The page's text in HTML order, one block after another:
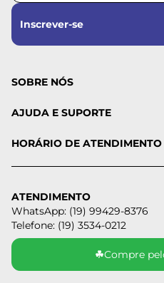
Inscrever-se
SOBRE NÓS
AJUDA E SUPORTE
HORÁRIO DE ATENDIMENTO
ATENDIMENTO
WhatsApp: (19) 99429-8376
Telefone: (19) 3534-0212
☘Compre